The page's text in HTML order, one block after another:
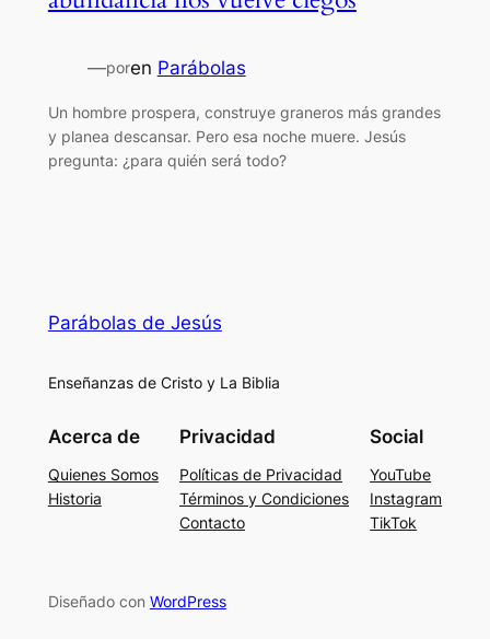
—poren Parábolas
Un hombre prospera, construye graneros más grandes
y planea descansar. Pero esa noche muere. Jesús
pregunta: ¿para quién será todo?
Parábolas de Jesús
Enseñanzas de Cristo y La Biblia
Acerca de
Quienes Somos
Historia
Privacidad
Políticas de Privacidad
Términos y Condiciones
Contacto
Social
YouTube
Instagram
TikTok
Diseñado con WordPress